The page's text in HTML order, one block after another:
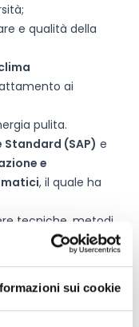
sui cookie
e qualità della
ai
pulita.
(SAP) e
e
, il quale ha
tecniche, metodi
gli obiettivi della
per il
monitoraggio e